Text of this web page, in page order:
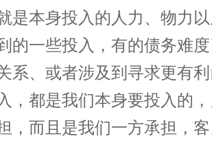
是本身投入的人力、物力
的一些投入，有的债务难
系、或者涉及到寻求更有
，都是我们本身要投入的
，而且是我们一方承担，